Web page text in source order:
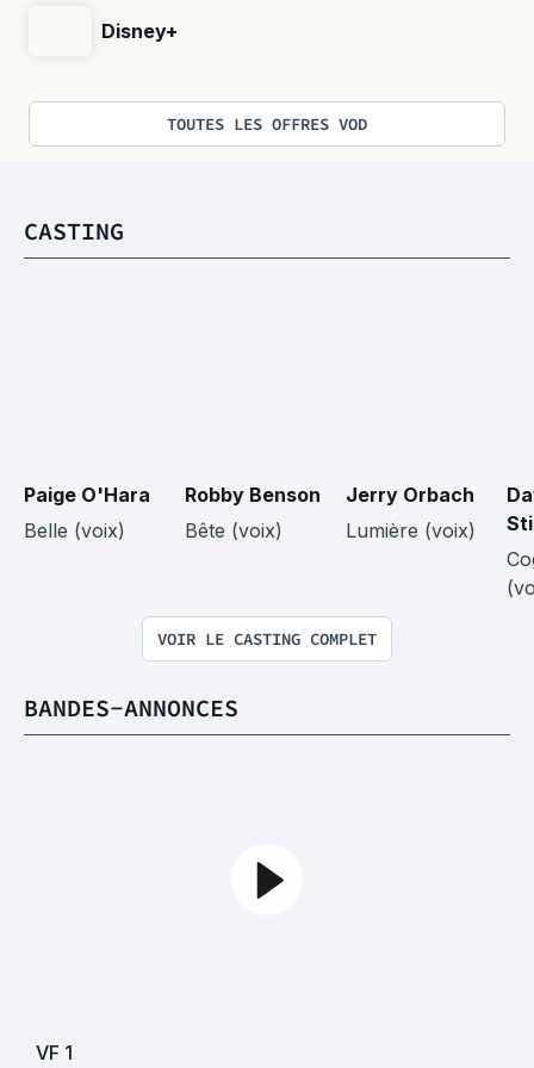
Disney+
TOUTES LES OFFRES VOD
CASTING
Paige O'Hara
Belle (voix)
Robby Benson
Bête (voix)
Jerry Orbach
Lumière (voix)
VOIR LE CASTING COMPLET
BANDES-ANNONCES
VF 1